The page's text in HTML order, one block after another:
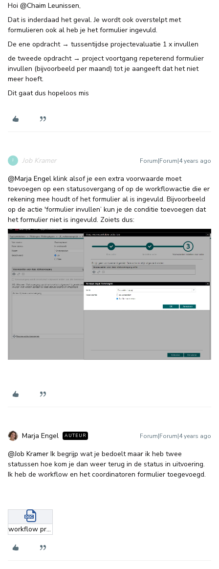
Hoi @Chaim Leunissen,
Dat is inderdaad het geval. Je wordt ook overstelpt met
formulieren ook al heb je het formulier ingevuld.
De ene opdracht → tussentijdse projectevaluatie 1 x invullen
de tweede opdracht → project voortgang repeterend formulier
invullen (bijvoorbeeld per maand) tot je aangeeft dat het niet
meer hoeft.
Dit gaat dus hopeloos mis
J Job Kramer Forum|Forum|4 years ago
@Marja Engel klink alsof je een extra voorwaarde moet
toevoegen op een statusovergang of op de workflowactie die er
rekening mee houdt of het formulier al is ingevuld. Bijvoorbeeld
op de actie 'formulier invullen’ kun je de conditie toevoegen dat
het formulier niet is ingevuld. Zoiets dus:
Marja Engel AUTEUR Forum|Forum|4 years ago
@Job Kramer Ik begrijp wat je bedoelt maar ik heb twee
statussen hoe kom je dan weer terug in de status in uitvoering.
Ik heb de workflow en het coordinatoren formulier toegevoegd.
workflow probleem verbeteren 2.0.docx